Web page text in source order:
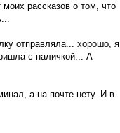
рассказов о том, что
отправляла... хорошо, я
с наличкой... А
а на почте нету. И в